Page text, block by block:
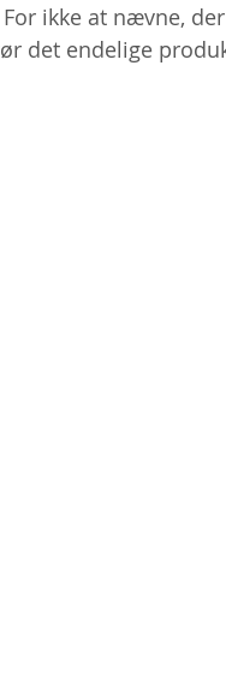
ikke at nævne,
det endelige